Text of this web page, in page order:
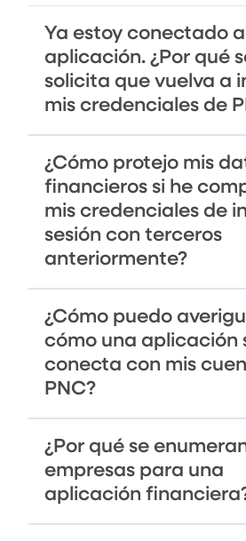
Ya estoy conectado
aplicación. ¿Por qué
solicita que vuelva a
mis credenciales de
¿Cómo protejo mis
financieros si he
mis credenciales de
sesión con terceros
anteriormente?
¿Cómo puedo
cómo una aplicación
conecta con mis
PNC?
¿Por qué se
empresas para una
aplicación